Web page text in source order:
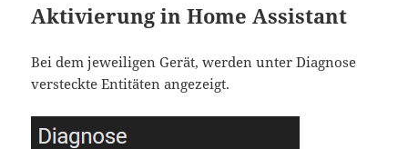
Aktivierung in Home Assistant
Bei dem jeweiligen Gerät, werden unter Diagnose
versteckte Entitäten angezeigt.